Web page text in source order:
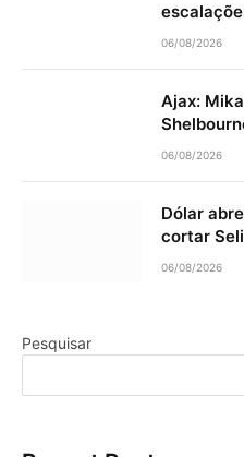
06/08/2026
Ajax:
06/08/2026
Dólar
cortar
06/08/2026
Pesquisar